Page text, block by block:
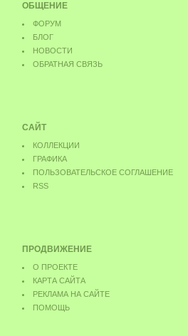
ОБЩЕНИЕ
ФОРУМ
БЛОГ
НОВОСТИ
ОБРАТНАЯ СВЯЗЬ
САЙТ
КОЛЛЕКЦИИ
ГРАФИКА
ПОЛЬЗОВАТЕЛЬСКОЕ СОГЛАШЕНИЕ
RSS
ПРОДВИЖЕНИЕ
О ПРОЕКТЕ
КАРТА САЙТА
РЕКЛАМА НА САЙТЕ
ПОМОЩЬ